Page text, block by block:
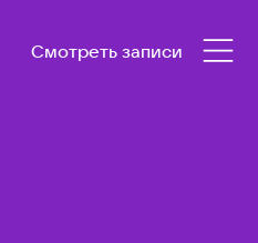
Смотреть записи